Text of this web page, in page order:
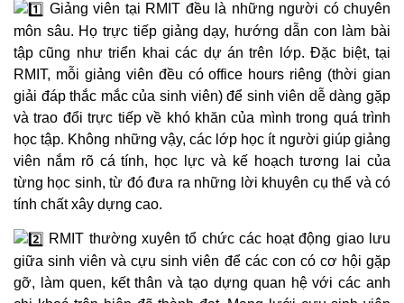
Giảng viên tại RMIT đều là những người có chuyên
môn sâu. Họ trực tiếp giảng dạy, hướng dẫn con làm bài
tập cũng như triển khai các dự án trên lớp. Đặc biệt, tại
RMIT, mỗi giảng viên đều có office hours riêng (thời gian
giải đáp thắc mắc của sinh viên) để sinh viên dễ dàng gặp
và trao đổi trực tiếp về khó khăn của mình trong quá trình
học tập. Không những vậy, các lớp học ít người giúp giảng
viên nắm rõ cá tính, học lực và kế hoạch tương lai của
từng học sinh, từ đó đưa ra những lời khuyên cụ thể và có
tính chất xây dựng cao.
RMIT thường xuyên tổ chức các hoạt động giao lưu
giữa sinh viên và cựu sinh viên để các con có cơ hội gặp
gỡ, làm quen, kết thân và tạo dựng quan hệ với các anh